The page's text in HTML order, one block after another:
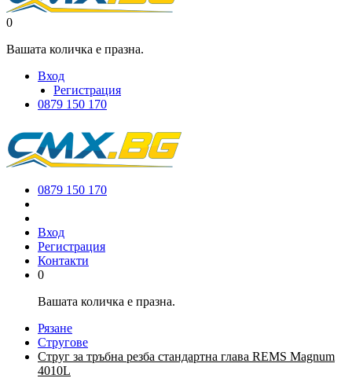
0
Вашата количка е празна.
Вход
Регистрация
0879 150 170
0879 150 170
Вход
Регистрация
Контакти
0
Вашата количка е празна.
Рязане
Стругове
Струг за тръбна резба стандартна глава REMS Magnum
4010L